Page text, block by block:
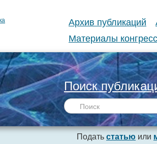
Архив публикаций
Материалы
Поиск
Подать статью или